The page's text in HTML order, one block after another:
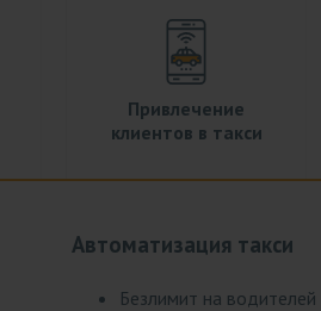
Привлечение
клиентов в такси
Автоматизация такси
Безлимит на водителей
Автоматизация
Повременные тарифы
Привлечение клиентов в
Привлечение клиентов
Тариф "Масштаб"
Безлимит по